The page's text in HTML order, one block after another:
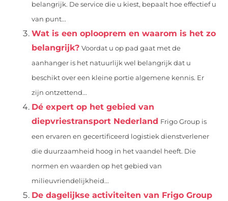
belangrijk. De service die u kiest, bepaalt hoe effectief u
van punt...
Wat is een oplooprem en waarom is het zo
belangrijk? Voordat u op pad gaat met de
aanhanger is het natuurlijk wel belangrijk dat u
beschikt over een kleine portie algemene kennis. Er
zijn ontzettend...
Dé expert op het gebied van
diepvriestransport Nederland Frigo Group is
een ervaren en gecertificeerd logistiek dienstverlener
die duurzaamheid hoog in het vaandel heeft. Die
normen en waarden op het gebied van
milieuvriendelijkheid...
De dagelijkse activiteiten van Frigo Group